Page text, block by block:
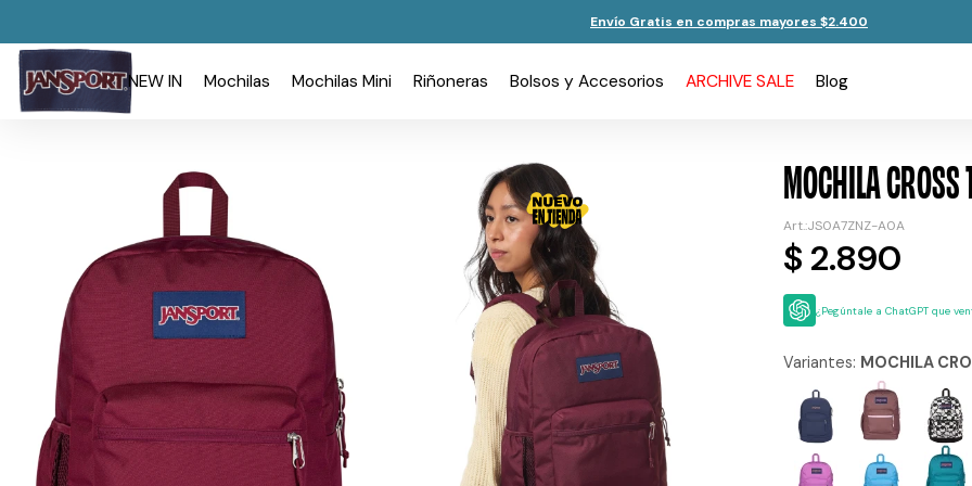
Envío Gratis en compras mayores $2.400
NEW IN Mochilas Mochilas Mini Riñoneras Bolsos y Accesorios ARCHIVE SALE Blog
MOCHILA
JS0A7ZNZ-A0A
$ 2.890
¿Pegúntale a ChatGPT que
Variantes: MOCHILA